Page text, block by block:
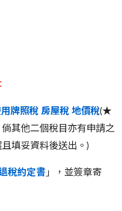
牌照稅 房屋稅 地價稅(★
其他二個稅目亦有申請之
填妥資料後送出。)
稅約定書 」，並簽章寄